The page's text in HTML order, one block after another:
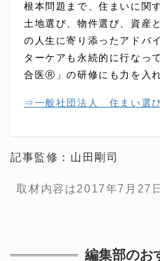
根本問題まで、住まいに関
土地選び、物件選び、資産
の人生に寄り添ったアドバ
ターケアも永続的に行なっ
合医Ⓡ」の研修にも力を入れ
⇒一般社団法人 住まい選
記事監修：山田剛司
取材内容は2017年7月27
編集部のお